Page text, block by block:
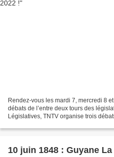
Rendez-vous les mardi 7, mercredi 8
débats de l’entre deux tours des
Législatives, TNTV organise trois
10 juin 1848 : Guyane